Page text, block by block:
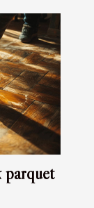
parquet